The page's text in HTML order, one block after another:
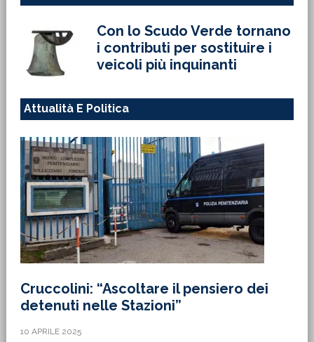
Con lo Scudo Verde tornano
i contributi per sostituire i
veicoli più inquinanti
Attualità E Politica
Cruccolini: “Ascoltare il pensiero dei
detenuti nelle Stazioni”
10 APRILE 2025